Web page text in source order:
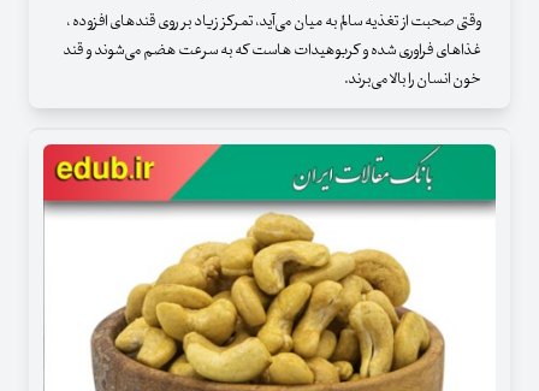
وقتی صحبت از تغذیه سالم به میان می‌آید، تمرکز زیاد بر روی قندهای افزوده ،
غذاهای فراوری شده و کربوهیدات هاست که به سرعت هضم می‌شوند و قند
خون انسان را بالا می‌برند.